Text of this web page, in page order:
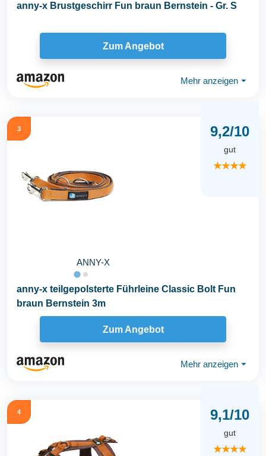
anny-x Brustgeschirr Fun braun Bernstein - Gr. S
Zum Angebot
Mehr anzeigen ⏷
3
ANNY-X
9,2/10
gut
★★★★
anny-x teilgepolsterte Führleine Classic Bolt Fun
braun Bernstein 3m
Zum Angebot
Mehr anzeigen ⏷
4 9,1/10
gut
★★★★